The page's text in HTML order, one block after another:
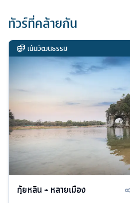
ทัวร์ที่คล้ายกัน
เน้นวัฒนธรรม
กุ้ยหลิน + หลายเมือง